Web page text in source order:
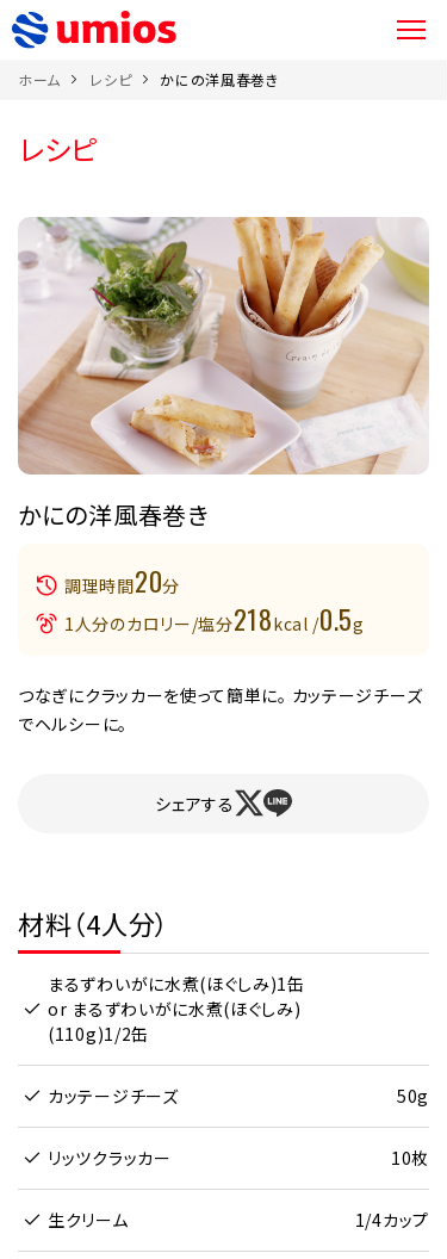
ホーム レシピ かにの洋風春巻き
レシピ
かにの洋風春巻き
調理時間20分
1人分のカロリー/塩分218kcal /0.5g
つなぎにクラッカーを使って簡単に。 カッテージチーズ
でヘルシーに。
シェアする
材料（4人分）
まるずわいがに水煮(ほぐしみ)1缶
or まるずわいがに水煮(ほぐしみ)
(110g)1/2缶
カッテージチーズ 50g
リッツクラッカー 10枚
生クリーム 1/4カップ